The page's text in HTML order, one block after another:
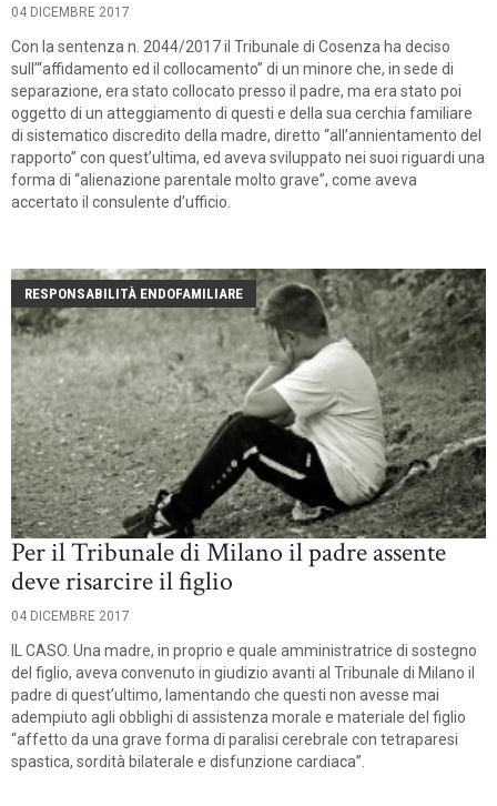
04 DICEMBRE 2017
Con la sentenza n. 2044/2017 il Tribunale di Cosenza ha deciso
sull’“affidamento ed il collocamento” di un minore che, in sede di
separazione, era stato collocato presso il padre, ma era stato poi
oggetto di un atteggiamento di questi e della sua cerchia familiare
di sistematico discredito della madre, diretto “all’annientamento del
rapporto” con quest’ultima, ed aveva sviluppato nei suoi riguardi una
forma di “alienazione parentale molto grave”, come aveva
accertato il consulente d’ufficio.
RESPONSABILITÀ ENDOFAMILIARE
Per il Tribunale di Milano il padre assente
deve risarcire il figlio
04 DICEMBRE 2017
IL CASO. Una madre, in proprio e quale amministratrice di sostegno
del figlio, aveva convenuto in giudizio avanti al Tribunale di Milano il
padre di quest’ultimo, lamentando che questi non avesse mai
adempiuto agli obblighi di assistenza morale e materiale del figlio
“affetto da una grave forma di paralisi cerebrale con tetraparesi
spastica, sordità bilaterale e disfunzione cardiaca”.